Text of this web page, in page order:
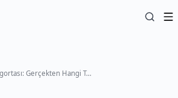
Ukrayna için Seyahat Sigortası: Gerçekten Hangi Teminatlara İhtiyacınız Var?